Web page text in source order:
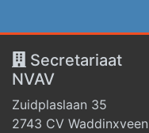
Secretariaat
NVAV
Zuidplaslaan 35
2743 CV Waddinxveen